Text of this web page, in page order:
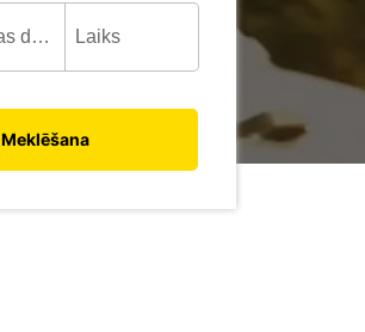
Meklēšana